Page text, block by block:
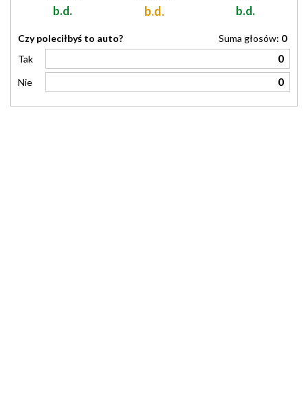
b.d. b.d. b.d.
Czy poleciłbyś to auto? Suma głosów: 0
Tak
0
Nie 0